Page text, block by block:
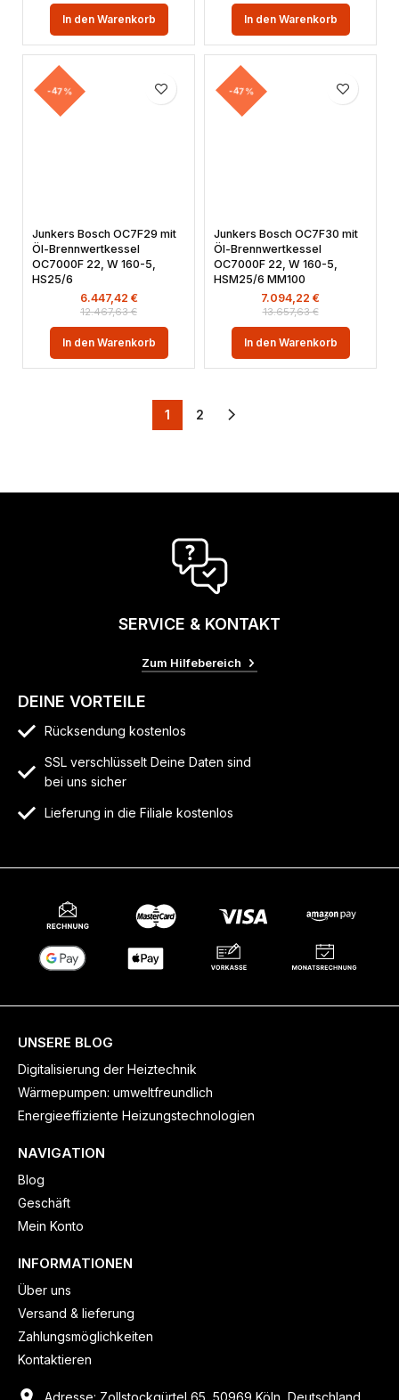
In den Warenkorb In den Warenkorb
-47%
Junkers Bosch OC7F29 mit
Öl-Brennwertkessel
OC7000F 22, W 160-5,
HS25/6
12.467,63€
6.447,42 €
In den Warenkorb
-47%
Junkers Bosch OC7F30 mit
Öl-Brennwertkessel
OC7000F 22, W 160-5,
HSM25/6 MM100
13.657,63€
7.094,22 €
In den Warenkorb
1 2
SERVICE & KONTAKT
Zum Hilfebereich
DEINE VORTEILE
Rücksendung kostenlos
SSL verschlüsselt Deine Daten sind
bei uns sicher
Lieferung in die Filiale kostenlos
UNSERE BLOG
Digitalisierung der Heiztechnik
Wärmepumpen: umweltfreundlich
Energieeffiziente Heizungstechnologien
NAVIGATION
Blog
Geschäft
Mein Konto
INFORMATIONEN
Über uns
Versand & lieferung
Zahlungsmöglichkeiten
Kontaktieren